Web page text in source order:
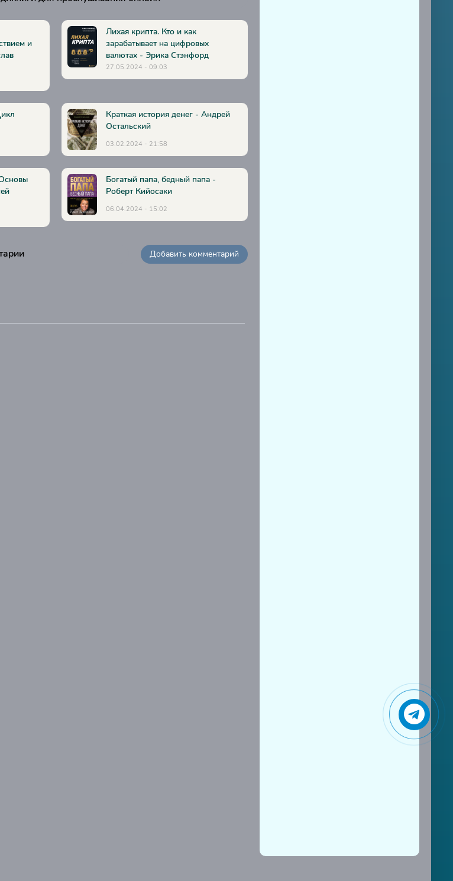
и
Лихая крипта. Кто и как
зарабатывает на цифровых
валютах - Эрика Стэнфорд
27.05.2024 - 09:03
Краткая история денег - Андрей
Остальский
03.02.2024 - 21:58
Богатый папа, бедный папа -
Роберт Кийосаки
06.04.2024 - 15:02
Добавить комментарий